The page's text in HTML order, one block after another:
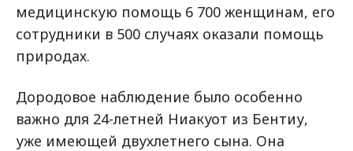
медицинскую помощь 6 700 женщинам, его
сотрудники в 500 случаях оказали помощь
природах.
Дородовое наблюдение было особенно
важно для 24-летней Ниакуот из Бентиу,
уже имеющей двухлетнего сына. Она